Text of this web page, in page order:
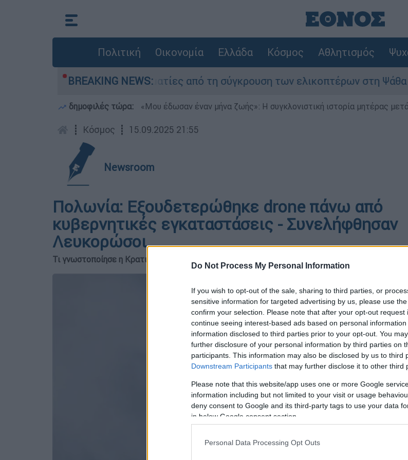
Do Not Process My Personal Information
If you wish to opt-out of the sale, sharing to third parties, or
sensitive information for targeted advertising by us, please use
confirm your selection. Please note that after your opt-out request
continue seeing interest-based ads based on personal
information disclosed to third parties prior to your opt-out. You
further disclosure of your personal information by third parties on
participants. This information may also be disclosed by us to third
Downstream Participants that may further disclose it to other third
Please note that this website/app uses one or more Google
information including but not limited to your visit or usage
deny consent to Google and its third-party tags to use your data
in below Google consent section.
Personal Data Processing Opt Outs
Πολιτική Οικονομία Ελλάδα Κόσμος Αθλητισμός
BREAKING NEWS:
Τι κατέθεσαν οι δύο τραυματίες από τη σύγκρουση των ελικοπτέρων στη Ψάθα
δημοφιλές τώρα: «Μου έδωσαν έναν μήνα ζωής»: Η συγκλονιστική ιστορία μητέρας
┋ Κόσμος ┋ 15.09.2025 21:55
Newsroom
Πολωνία: Εξουδετερώθηκε drone πάνω από
κυβερνητικές εγκαταστάσεις - Συνελήφθησαν
Λευκορώσοι
Τι γνωστοποίησε η Κρατική Υπηρεσία Προστασίας της Πολωνίας